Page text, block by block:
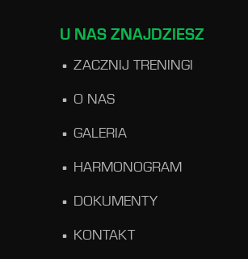
U NAS ZNAJDZIESZ
ZACZNIJ TRENINGI
O NAS
GALERIA
HARMONOGRAM
DOKUMENTY
KONTAKT